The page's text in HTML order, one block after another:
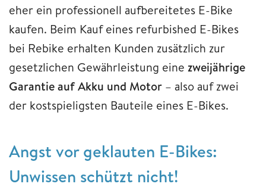
eher ein professionell aufbereitetes E-Bike
kaufen. Beim Kauf eines refurbished E-Bikes
bei Rebike erhalten Kunden zusätzlich zur
gesetzlichen Gewährleistung eine zweijährige
Garantie auf Akku und Motor – also auf zwei
der kostspieligsten Bauteile eines E-Bikes.
Angst vor geklauten E-Bikes:
Unwissen schützt nicht!